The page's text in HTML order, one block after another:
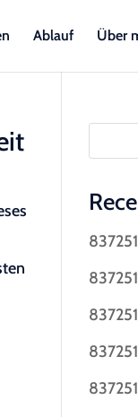
Ablauf Über